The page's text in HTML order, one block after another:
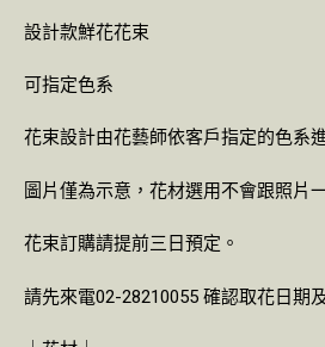
設計款鮮花花束
可指定色系
花束設計由花藝師依客戶指定的色系
圖片僅為示意，花材選用不會跟照片
花束訂購請提前三日預定。
請先來電02-28210055 確認取花日期